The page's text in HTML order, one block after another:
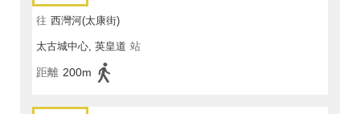
往 西灣河(太康街)
太古城中心, 英皇道 站
距離 200m